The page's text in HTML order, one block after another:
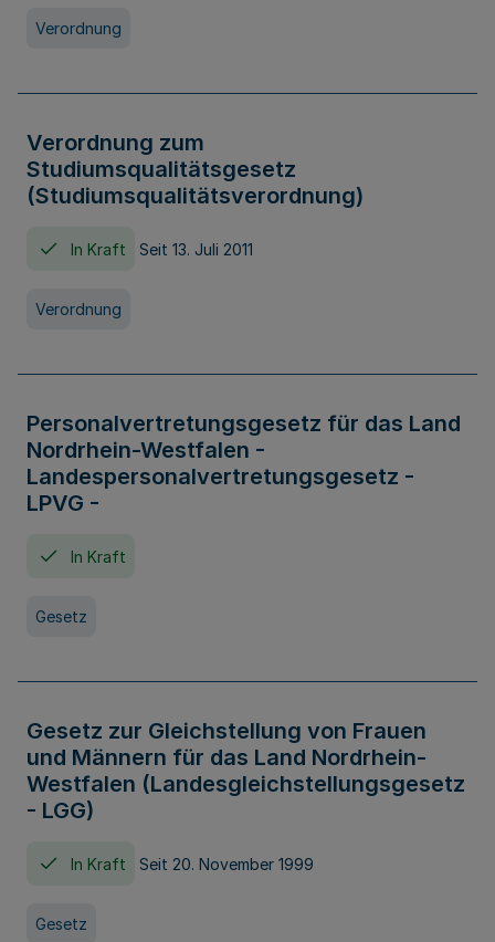
Verordnung
Verordnung zum
Studiumsqualitätsgesetz
(Studiumsqualitätsverordnung)
In Kraft Seit 13. Juli 2011
Verordnung
Personalvertretungsgesetz für das Land
Nordrhein-Westfalen -
Landespersonalvertretungsgesetz -
LPVG -
In Kraft
Gesetz
Gesetz zur Gleichstellung von Frauen
und Männern für das Land Nordrhein-
Westfalen (Landesgleichstellungsgesetz
- LGG)
In Kraft Seit 20. November 1999
Gesetz